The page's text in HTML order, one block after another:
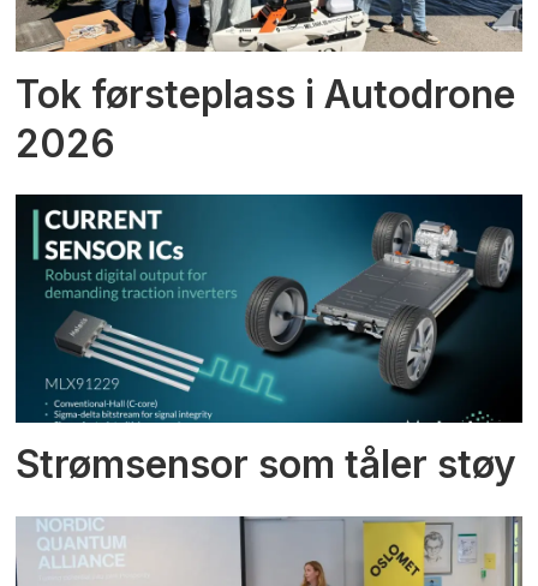
Tok førsteplass i Autodrone
2026
Strømsensor som tåler støy